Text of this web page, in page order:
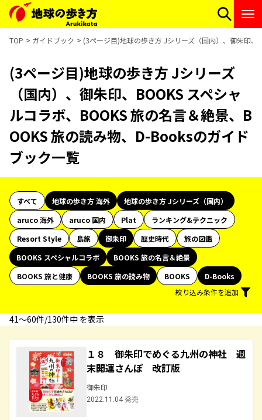
TOP ガイドブック (3ページ目)地球の歩き方 Jシリーズ（国内）、御朱印
(3ページ目)地球の歩き方 Jシリーズ
（国内）、御朱印、BOOKS スペシャ
ルコラボ、BOOKS 旅の名言＆絶景、B
OOKS 旅の読み物、D-Booksのガイド
ブック一覧
すべて 地球の歩き方 海外
地球の歩き方 Jシリーズ（国内）
aruco 海外
aruco 国内 Plat
ランキング&テクニック
Resort Style
島旅 御朱印 歴史時代
旅の図鑑
BOOKS スペシャルコラボ
BOOKS 旅の名言＆絶景
BOOKS 旅と健康
BOOKS 旅の読み物 BOOKS
D-Books
絞り込み条件を追加
41〜60件/130件中 を表示
１８ 御朱印でめぐる九州の神社 週
末開運さんぽ 改訂版
御朱印
2022.11.04 発売